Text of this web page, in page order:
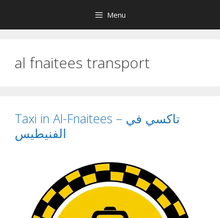
content
Menu
al fnaitees transport
Taxi in Al-Fnaitees – تاكسي في
الفنيطيس